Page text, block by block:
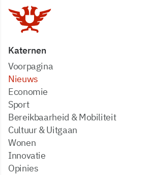
Katernen
Voorpagina
Nieuws
Economie
Sport
Bereikbaarheid & Mobiliteit
Cultuur & Uitgaan
Wonen
Innovatie
Opinies